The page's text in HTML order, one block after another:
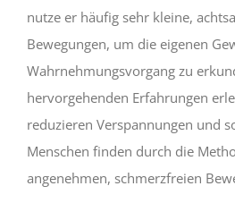
nutze er häufig sehr kleine,
Bewegungen, um die eigenen
Wahrnehmungsvorgang zu
hervorgehenden Erfahrungen
reduzieren Verspannungen und
Menschen finden durch die
angenehmen, schmerzfreien